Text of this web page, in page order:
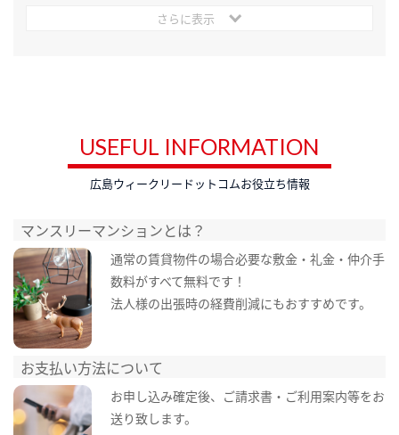
さらに表示
USEFUL INFORMATION
広島ウィークリードットコムお役立ち情報
マンスリーマンションとは？
通常の賃貸物件の場合必要な敷金・礼金・仲介手
数料がすべて無料です！
法人様の出張時の経費削減にもおすすめです。
お支払い方法について
お申し込み確定後、ご請求書・ご利用案内等をお
送り致します。